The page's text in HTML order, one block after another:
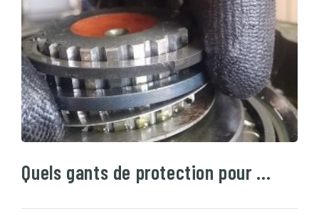
Quels gants de protection pour …